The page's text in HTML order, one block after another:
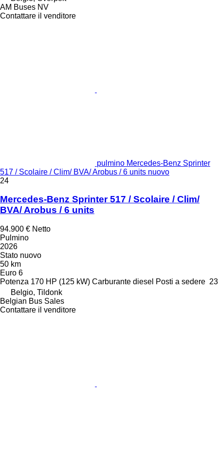
AM Buses NV
Contattare il venditore
pulmino Mercedes-Benz Sprinter
517 / Scolaire / Clim/ BVA/ Arobus / 6 units nuovo
24
Mercedes-Benz Sprinter 517 / Scolaire / Clim/
BVA/ Arobus / 6 units
94.900 € Netto
Pulmino
2026
Stato nuovo
50 km
Euro 6
Potenza 170 HP (125 kW) Carburante diesel Posti a sedere 23
Belgio, Tildonk
Belgian Bus Sales
Contattare il venditore